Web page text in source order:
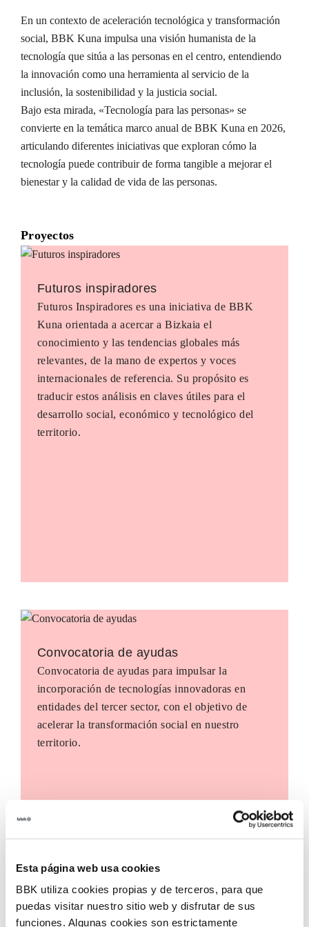
Esta página web usa cookies
BBK utiliza cookies propias y de terceros, para que
puedas visitar nuestro sitio web y disfrutar de sus
funciones. Algunas cookies son estrictamente
En un contexto de aceleración tecnológica y transformación
social, BBK Kuna impulsa una visión humanista de la
tecnología que sitúa a las personas en el centro, entendiendo
la innovación como una herramienta al servicio de la
inclusión, la sostenibilidad y la justicia social.
Bajo esta mirada, «Tecnología para las personas» se
convierte en la temática marco anual de BBK Kuna en 2026,
articulando diferentes iniciativas que exploran cómo la
tecnología puede contribuir de forma tangible a mejorar el
bienestar y la calidad de vida de las personas.
Proyectos
Futuros inspiradores
Futuros Inspiradores es una iniciativa de BBK
Kuna orientada a acercar a Bizkaia el
conocimiento y las tendencias globales más
relevantes, de la mano de expertos y voces
internacionales de referencia. Su propósito es
traducir estos análisis en claves útiles para el
desarrollo social, económico y tecnológico del
territorio.
Convocatoria de ayudas
Convocatoria de ayudas para impulsar la
incorporación de tecnologías innovadoras en
entidades del tercer sector, con el objetivo de
acelerar la transformación social en nuestro
territorio.